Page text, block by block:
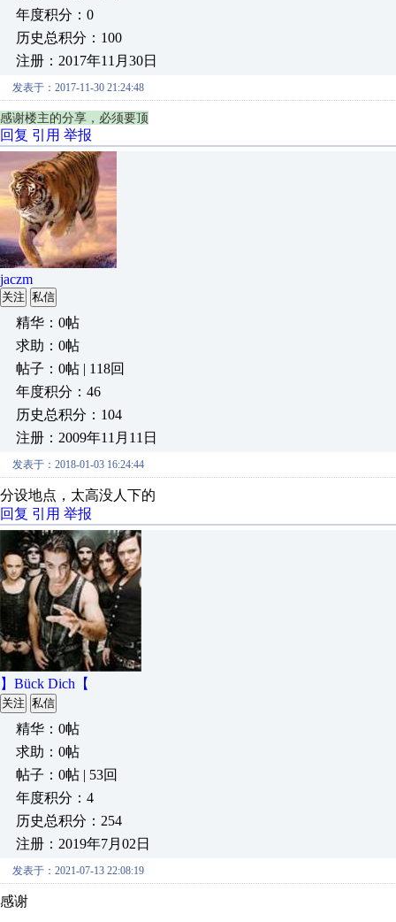
年度积分：0
历史总积分：100
注册：2017年11月30日
发表于：2017-11-30 21:24:48
感谢楼主的分享，必须要顶
回复 引用 举报
jaczm
关注 私信
精华：0帖
求助：0帖
帖子：0帖 | 118回
年度积分：46
历史总积分：104
注册：2009年11月11日
发表于：2018-01-03 16:24:44
分设地点，太高没人下的
回复 引用 举报
】Bück Dich【
关注 私信
精华：0帖
求助：0帖
帖子：0帖 | 53回
年度积分：4
历史总积分：254
注册：2019年7月02日
发表于：2021-07-13 22:08:19
感谢